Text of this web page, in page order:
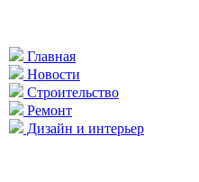
Главная
Новости
Строительство
Ремонт
Дизайн и интерьер